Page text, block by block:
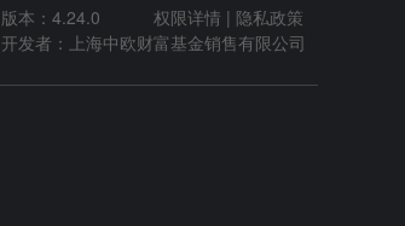
版本：4.24.0
权限详情 | 隐私政策
开发者：上海中欧财富基金销售有限公司